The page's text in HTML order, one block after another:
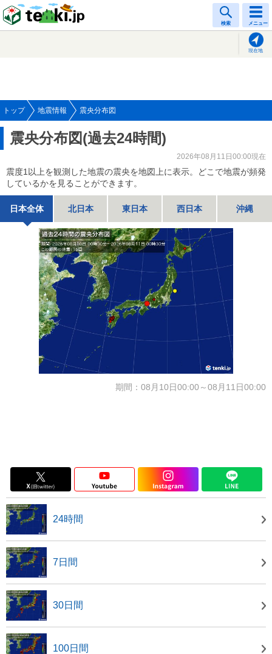
検索 メニュー
現在地
トップ 地震情報 震央分布図
震央分布図(過去24時間)
2026年08月11日00:00現在
震度1以上を観測した地震の震央を地図上に表示。どこで地震が頻発
しているかを見ることができます。
日本全体 北日本 東日本 西日本 沖縄
期間：08月10日00:00～08月11日00:00
24時間
7日間
30日間
100日間